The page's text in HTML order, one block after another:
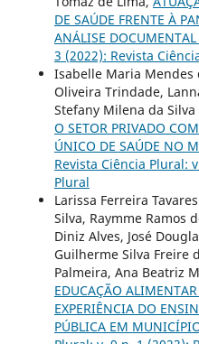
DE SAÚDE FRENTE À
ANÁLISE DOCUMENTAL
3 (2022): Revista
Isabelle Maria Mendes
Oliveira Trindade,
Stefany Milena da Silva
O SETOR PRIVADO
ÚNICO DE SAÚDE NO
Revista Ciência Plural:
Plural
Larissa Ferreira
Silva, Raymme Ramos
Diniz Alves, José
Guilherme Silva Freire
Palmeira, Ana Beatriz
EDUCAÇÃO
EXPERIÊNCIA DO
PÚBLICA EM